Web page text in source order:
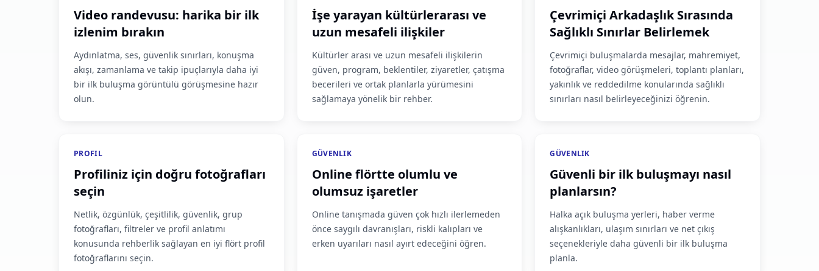
Video randevusu: harika bir ilk
izlenim bırakın
Aydınlatma, ses, güvenlik sınırları, konuşma
akışı, zamanlama ve takip ipuçlarıyla daha iyi
bir ilk buluşma görüntülü görüşmesine hazır
olun.
İşe yarayan kültürlerarası ve
uzun mesafeli ilişkiler
Kültürler arası ve uzun mesafeli ilişkilerin
güven, program, beklentiler, ziyaretler, çatışma
becerileri ve ortak planlarla yürümesini
sağlamaya yönelik bir rehber.
Çevrimiçi Arkadaşlık Sırasında
Sağlıklı Sınırlar Belirlemek
Çevrimiçi buluşmalarda mesajlar, mahremiyet,
fotoğraflar, video görüşmeleri, toplantı planları,
yakınlık ve reddedilme konularında sağlıklı
sınırları nasıl belirleyeceğinizi öğrenin.
PROFIL
Profiliniz için doğru fotoğrafları
seçin
Netlik, özgünlük, çeşitlilik, güvenlik, grup
fotoğrafları, filtreler ve profil anlatımı
konusunda rehberlik sağlayan en iyi flört profil
fotoğraflarını seçin.
GÜVENLIK
Online flörtte olumlu ve
olumsuz işaretler
Online tanışmada güven çok hızlı ilerlemeden
önce saygılı davranışları, riskli kalıpları ve
erken uyarıları nasıl ayırt edeceğini öğren.
GÜVENLIK
Güvenli bir ilk buluşmayı nasıl
planlarsın?
Halka açık buluşma yerleri, haber verme
alışkanlıkları, ulaşım sınırları ve net çıkış
seçenekleriyle daha güvenli bir ilk buluşma
planla.